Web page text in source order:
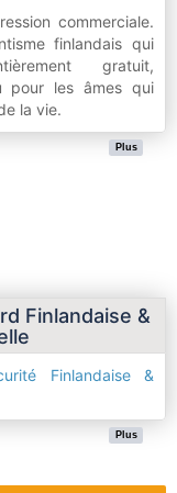
commerciale.
finlandais qui
gratuit,
pour les âmes qui
la vie.
Plus
Finlandaise &
Finlandaise &
Plus